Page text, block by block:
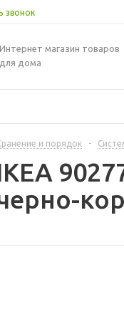
звонок
Интернет магазин товаров
для дома
и порядок -